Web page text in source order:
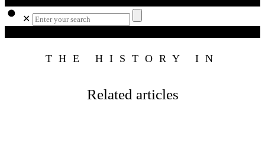
✕
THE HISTORY IN
Related articles